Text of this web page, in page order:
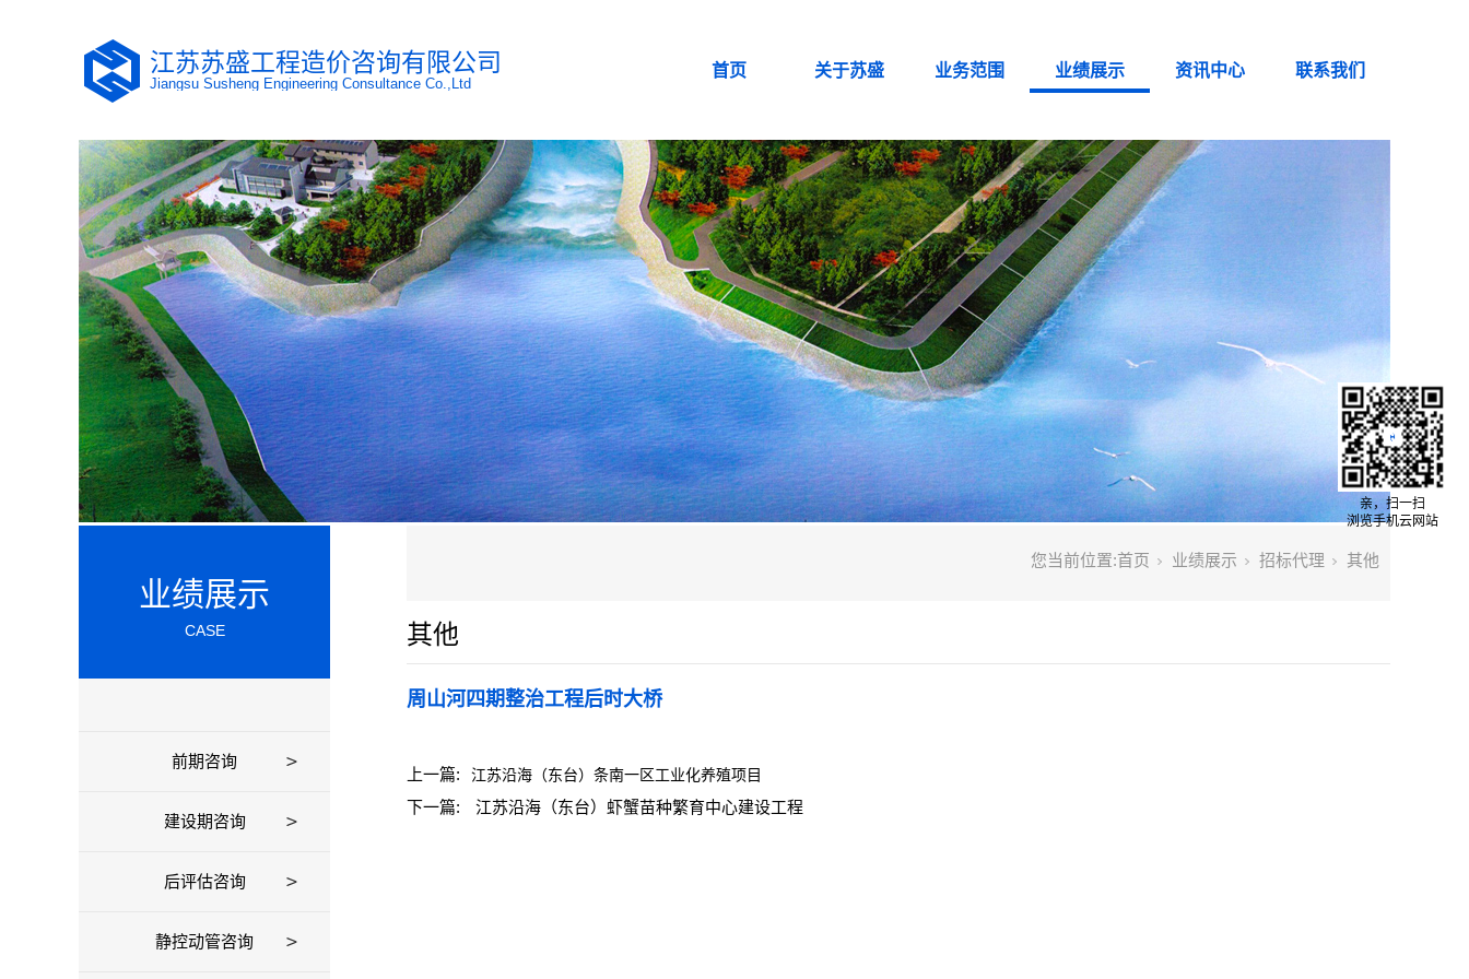
江苏苏盛工程造价咨询有限公司
Jiangsu Susheng Engineering Consultance Co.,Ltd
首页 关于苏盛 业务范围 业绩展示 资讯中心 联系我们
业绩展示
CASE
前期咨询
建设期咨询
后评估咨询
静控动管咨询
您当前位置:首页 业绩展示 招标代理 其他
其他
周山河四期整治工程后时大桥
上一篇: 江苏沿海（东台）条南一区工业化养殖项目
下一篇: 江苏沿海（东台）虾蟹苗种繁育中心建设工程
亲，扫一扫
浏览手机云网站